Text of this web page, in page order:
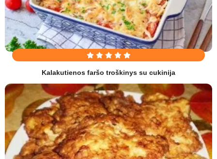
Kalakutienos faršo troškinys su cukinija